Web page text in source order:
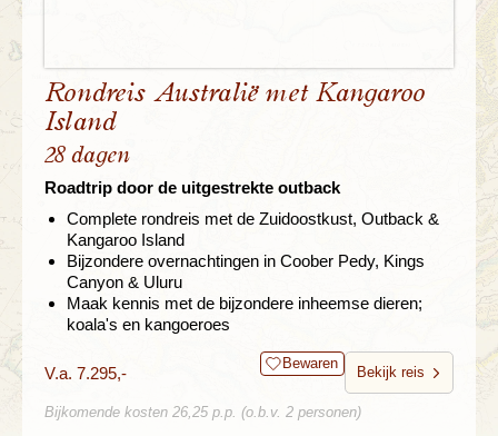
Rondreis Australië met Kangaroo
Island
28 dagen
Roadtrip door de uitgestrekte outback
Complete rondreis met de Zuidoostkust, Outback &
Kangaroo Island
Bijzondere overnachtingen in Coober Pedy, Kings
Canyon & Uluru
Maak kennis met de bijzondere inheemse dieren;
koala's en kangoeroes
V.a. 7.295,- Bewaren
Bekijk reis
Bijkomende kosten 26,25 p.p. (o.b.v. 2 personen)